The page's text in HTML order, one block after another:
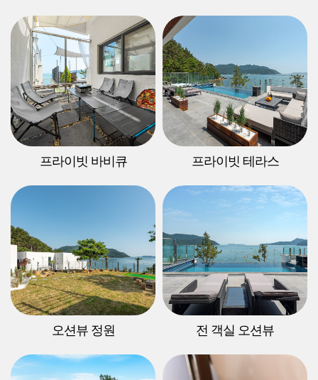
프라이빗 바비큐 프라이빗 테라스
오션뷰 정원 전 객실 오션뷰